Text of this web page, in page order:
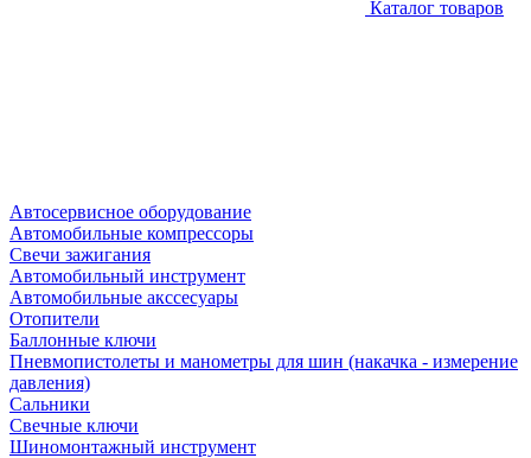
Каталог товаров
Автосервисное оборудование
Автомобильные компрессоры
Свечи зажигания
Автомобильный инструмент
Автомобильные акссесуары
Отопители
Баллонные ключи
Пневмопистолеты и манометры для шин (накачка - измерение
давления)
Сальники
Свечные ключи
Шиномонтажный инструмент